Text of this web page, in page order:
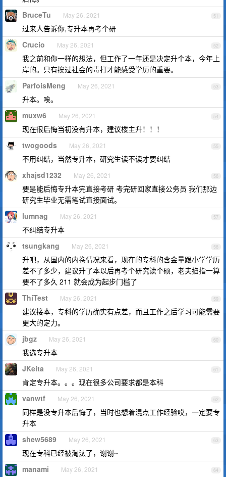
51
BruceTu May 26, 2021
过来人告诉你,专升本再考个研
52
Crucio May 26, 2021
我之前和你一样的想法，但工作了一年还是决定升个本，今年上
岸的。只有挨过社会的毒打才能感受学历的重要。
53
ParfoisMeng May 26, 2021
升本。唉。
54
muxw6 May 26, 2021
现在很后悔当初没有升本，建议楼主升！！！
55
twogoods May 26, 2021
不用纠结，当然专升本，研究生读不读才要纠结
56
xhajsd1232 May 26, 2021
要是能后悔专升本完直接考研 考完研回家直接公务员 我们那边
研究生毕业无需笔试直接面试。
57
lumnag May 26, 2021
不纠结专升本
58
tsungkang May 26, 2021
升吧，从国内的内卷情况来看，现在的专科的含金量跟小学学历
差不了多少，建议升了本以后再考个研究读个硕，老夫掐指一算
要不了多久 211 就会成为起步门槛了
59
ThiTest May 26, 2021
建议接本，专科的学历确实有点差，而且工作之后学习可能需要
更大的定力。
60
jbgz May 26, 2021
我选专升本
61
JKeita May 26, 2021
肯定专升本。。。现在很多公司要求都是本科
62
vanwtf May 26, 2021
同样是没专升本后悔了，当时也想着混点工作经验哎，一定要专
升本
63
shew5689 May 26, 2021
现在专科已经被淘汰了，谢谢~
64
manami May 26, 2021